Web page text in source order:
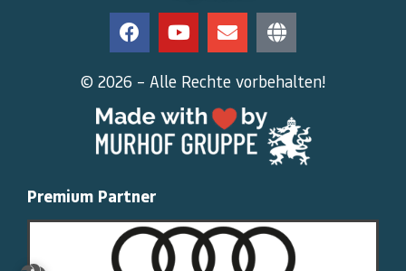
© 2026 – Alle Rechte vorbehalten!
Premium Partner